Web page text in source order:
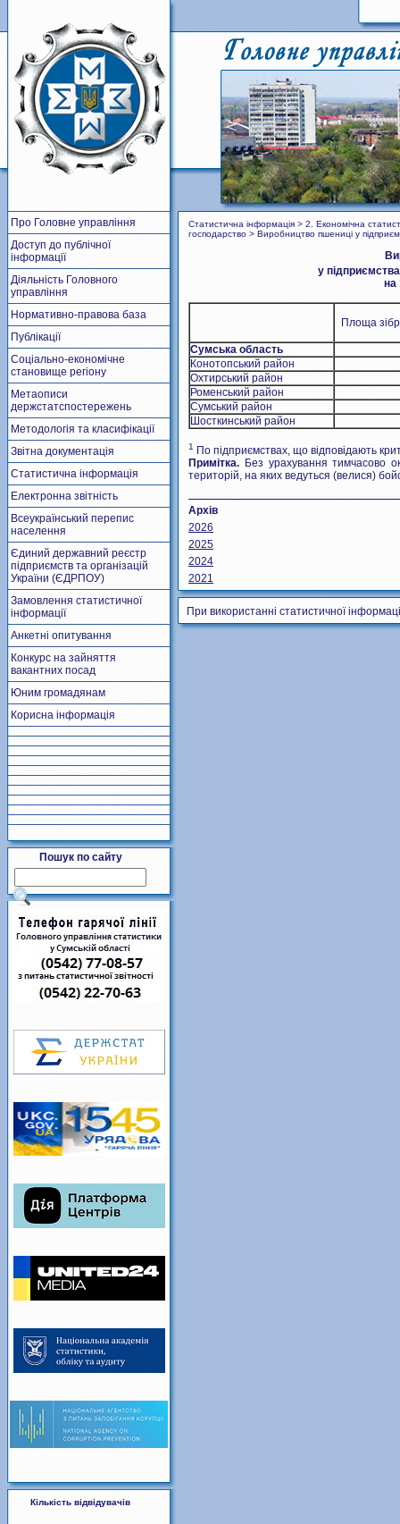
Про Головне управління
Доступ до публічної
інформації
Діяльність Головного
управління
Нормативно-правова база
Публікації
Соціально-економічне
становище регіону
Метаописи
держстатспостережень
Методологія та класифікації
Звітна документація
Статистична інформація
Електронна звітність
Всеукраїнський перепис
населення
Єдиний державний реєстр
підприємств та організацій
України (ЄДРПОУ)
Замовлення статистичної
інформації
Анкетні опитування
Конкурс на зайняття
вакантних посад
Юним громадянам
Корисна інформація
Пошук по сайту
Кількість відвідувачів
Статистична інформація > 2. Економічна
господарство > Виробництво пшениці у
у
на
Площа
Сумська область
Конотопський район
Охтирський район
Роменський район
Сумський район
Шосткинський район
1
По підприємствах, що відповідають
Примітка. Без урахування тимчасово
територій, на яких ведуться (велися)
Архів
2026
2025
2024
2021
При використанні статистичної